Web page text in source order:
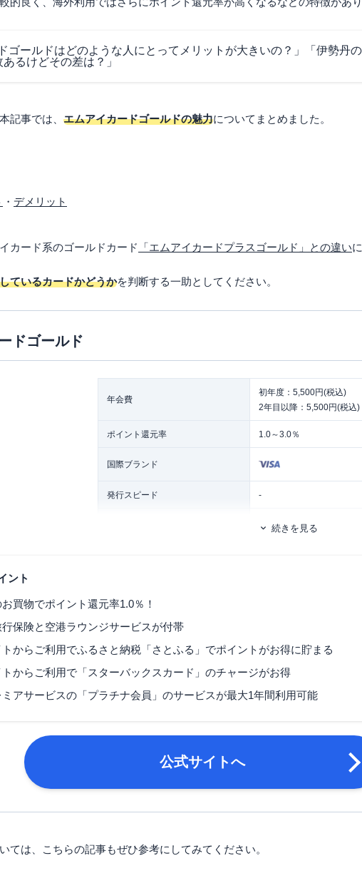
ゴールドはどのような人にとってメリットが大きいの？」「伊勢丹
るけどその差は？」
記事では、 エムアイカードゴールドの魅力についてまとめました。
・ デメリット
カード系のゴールドカード 「エムアイカードプラスゴールド」との違い
ているカードかどうかを判断する一助としてください。
ドゴールド
年会費
初年度：5,500円(税込)
2年目以降：5,500円(税込)
ポイント還元率 1.0～3.0％
国際ブランド
発行スピード -
家族カード
マイル還元率（最大） 0.25～2.5％
旅行傷害保険 国内旅行傷害保険・海外旅
ポイント名 エムアイポイント
申し込み条件
満18歳以上で安定した収
方、学生の方（高校生は
す。
必要書類
番号（マイナンバー）カ
続きを見る
ント
買物でポイント還元率1.0％！
保険と空港ラウンジサービスが付帯
からご利用でふるさと納税「さとふる」でポイントがお得に貯まる
からご利用で「スターバックスカード」のチャージがお得
アサービスの「プラチナ会員」のサービスが最大1年間利用可能
公式サイトへ
ては、こちらの記事もぜひ参考にしてみてください。